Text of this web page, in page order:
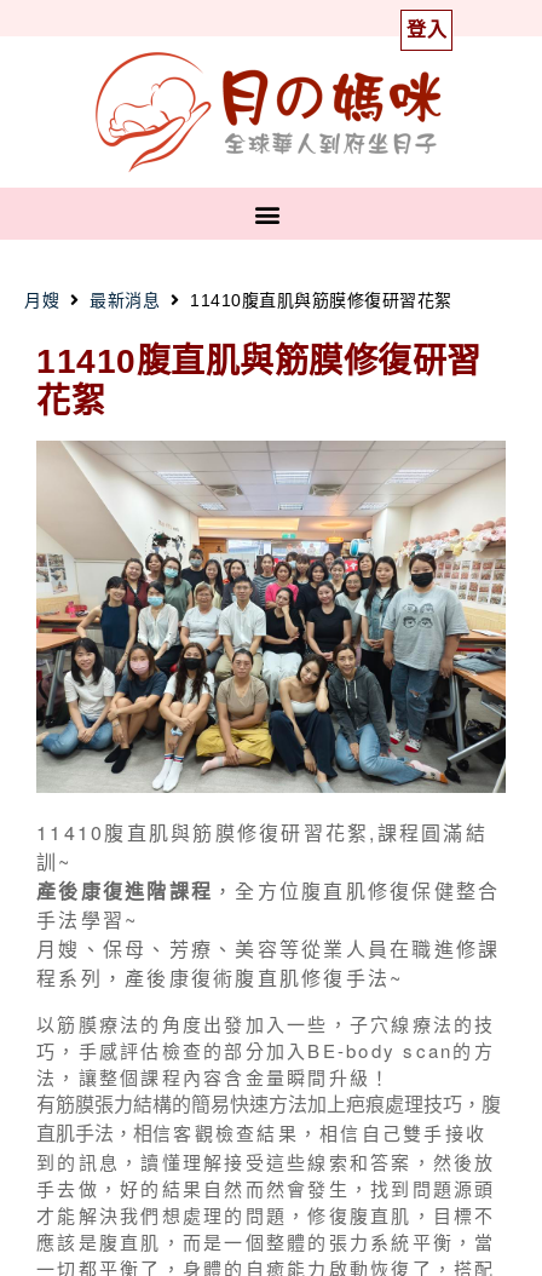
登入
月嫂 最新消息 11410腹直肌與筋膜修復研習花絮
11410腹直肌與筋膜修復研習
花絮
11410腹直肌與筋膜修復研習花絮,課程圓滿結
訓~
產後康復進階課程 ，全方位腹直肌修復保健整合
手法學習~
月嫂、保母、芳療、美容等從業人員在職進修課
程系列，產後康復術腹直肌修復手法~
以筋膜療法的角度出發加入一些，子穴線療法的技
巧，手感評估檢查的部分加入BE-body scan的方
法，讓整個課程內容含金量瞬間升級！
有筋膜張力結構的簡易快速方法加上疤痕處理技巧，腹
直肌手法，相信客觀檢查結果，相信自己雙手接收
到的訊息，讀懂理解接受這些線索和答案，然後放
手去做，好的結果自然而然會發生，找到問題源頭
才能解決我們想處理的問題，修復腹直肌，目標不
應該是腹直肌，而是一個整體的張力系統平衡，當
一切都平衡了，身體的自癒能力啟動恢復了，搭配